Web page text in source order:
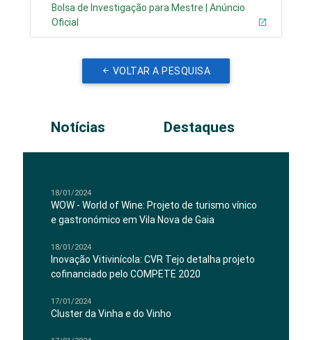
Bolsa de Investigação para Mestre | Anúncio
Oficial
VOLTAR A PESQUISA
Notícias Destaques
18/01/2024
WOW - World of Wine: Projeto de turismo vínico
e gastronómico em Vila Nova de Gaia
18/01/2024
Inovação Vitivinícola: CVR Tejo detalha projeto
cofinanciado pelo COMPETE 2020
17/01/2024
Cluster da Vinha e do Vinho